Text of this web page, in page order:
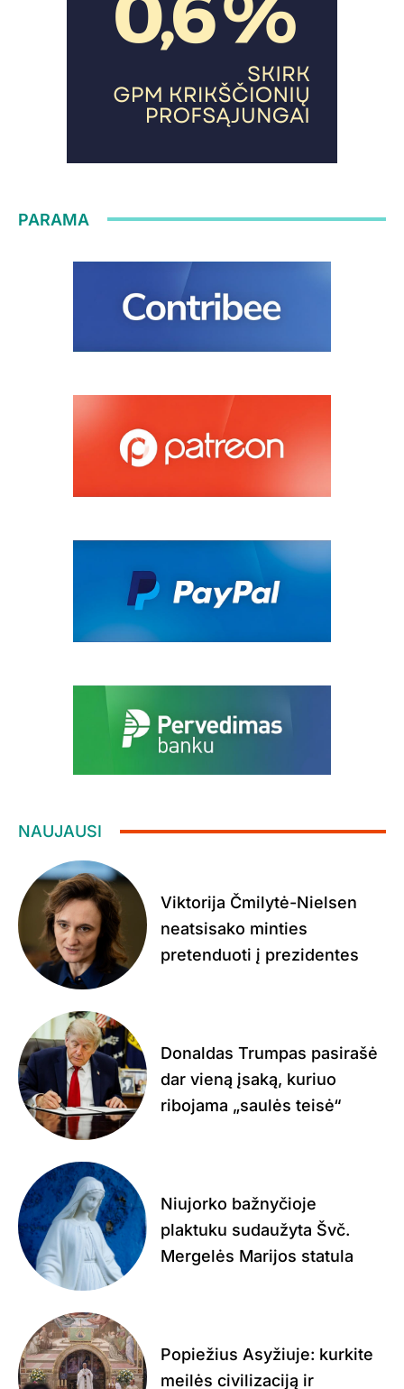
PARAMA
NAUJAUSI
Viktorija Čmilytė-Nielsen
neatsisako minties
pretenduoti į prezidentes
Donaldas Trumpas pasirašė
dar vieną įsaką, kuriuo
ribojama „saulės teisė“
Niujorko bažnyčioje
plaktuku sudaužyta Švč.
Mergelės Marijos statula
Popiežius Asyžiuje: kurkite
meilės civilizaciją ir